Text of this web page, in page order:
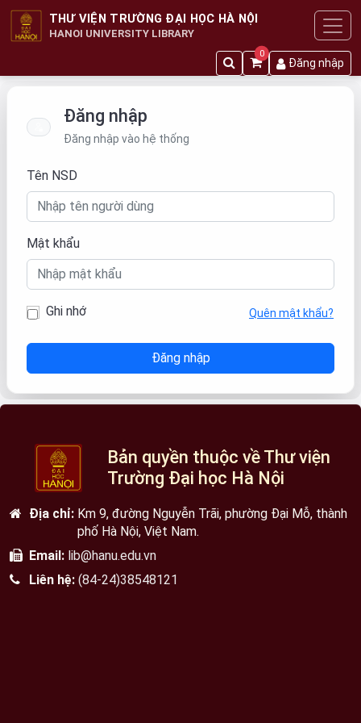
THƯ VIỆN TRƯỜNG ĐẠI HỌC HÀ NỘI
HANOI UNIVERSITY LIBRARY
0
Đăng nhập
Đăng nhập
Đăng nhập vào hệ thống
Tên NSD
Mật khẩu
Ghi nhớ Quên mật khẩu?
Bản quyền thuộc về Thư viện
Trường Đại học Hà Nội
Địa chỉ: Km 9, đường Nguyễn Trãi, phường Đại Mỗ, thành
phố Hà Nội, Việt Nam.
Email: lib@hanu.edu.vn
Liên hệ: (84-24)38548121